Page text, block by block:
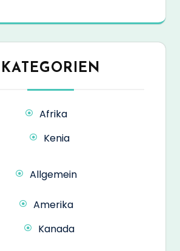
KATEGORIEN
Afrika
Kenia
Allgemein
Amerika
Kanada